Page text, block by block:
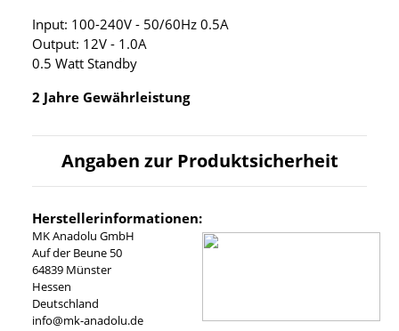
Input: 100-240V - 50/60Hz 0.5A
Output: 12V - 1.0A
0.5 Watt Standby
2 Jahre Gewährleistung
Angaben zur Produktsicherheit
Herstellerinformationen:
MK Anadolu GmbH
Auf der Beune 50
64839 Münster
Hessen
Deutschland
info@mk-anadolu.de